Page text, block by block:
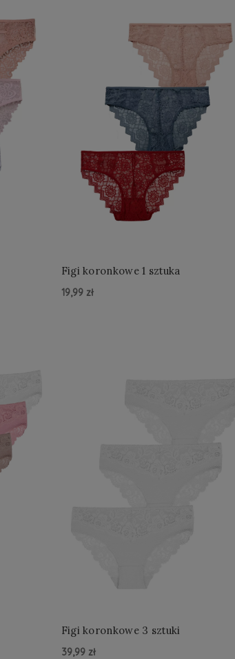
Figi koronkowe 1 sztuka
19,99 zł
Figi koronkowe 3 sztuki
39,99 zł